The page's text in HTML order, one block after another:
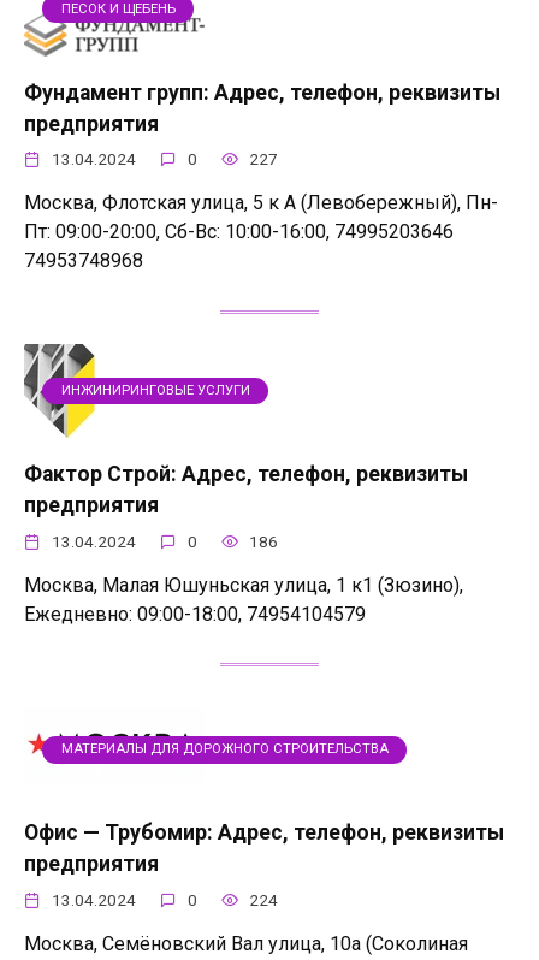
ПЕСОК И ЩЕБЕНЬ
Фундамент групп: Адрес, телефон, реквизиты
предприятия
13.04.2024 0 227
Москва, Флотская улица, 5 к А (Левобережный), Пн-
Пт: 09:00-20:00, Сб-Вс: 10:00-16:00, 74995203646
74953748968
ИНЖИНИРИНГОВЫЕ УСЛУГИ
Фактор Строй: Адрес, телефон, реквизиты
предприятия
13.04.2024 0 186
Москва, Малая Юшуньская улица, 1 к1 (Зюзино),
Ежедневно: 09:00-18:00, 74954104579
МАТЕРИАЛЫ ДЛЯ ДОРОЖНОГО СТРОИТЕЛЬСТВА
Офис — Трубомир: Адрес, телефон, реквизиты
предприятия
13.04.2024 0 224
Москва, Семёновский Вал улица, 10а (Соколиная